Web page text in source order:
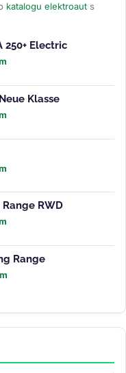
katalogu elektroaut s
250+ Electric
Klasse
RWD
Range